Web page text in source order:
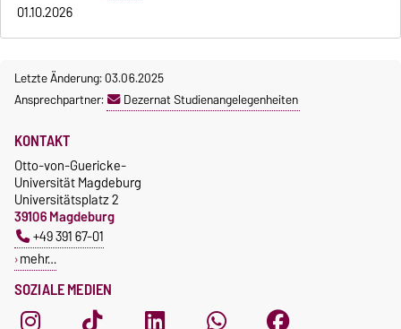
01.10.2026
Letzte Änderung: 03.06.2025
Ansprechpartner:
Dezernat Studienangelegenheiten
SOZIALE MEDIEN
KONTAKT
Otto-von-Guericke-
Universität Magdeburg
Universitätsplatz 2
39106 Magdeburg
+49 391 67-01
mehr…